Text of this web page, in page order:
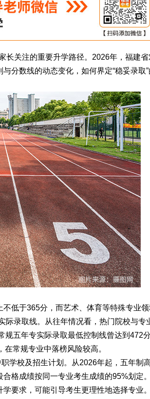
长关注的重要升学路径。2026年，福建
分数线的动态变化，如何界定“稳妥录取”
低于365分，而艺术、体育等特殊专业领
际录取线。从往年情况看，热门院校与专
五年专实际录取最低控制线曾达到472分
常规专业中落榜风险较高。
学校及招生计划。从2026年起，五年制
格成绩按同一专业考生成绩的95%划定
要求，可能引导考生更理性地选择专业。